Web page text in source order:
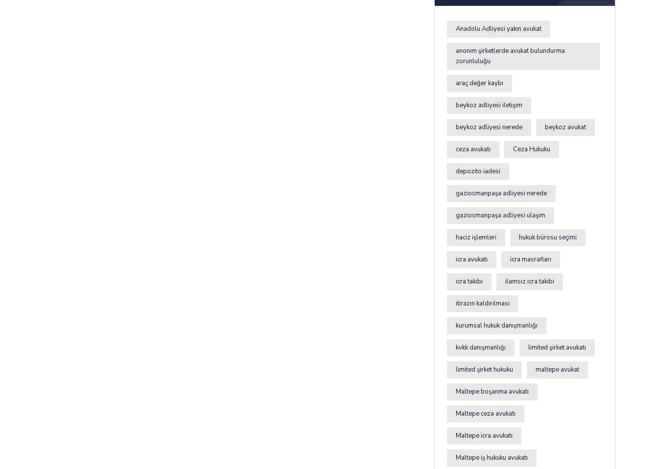
Anadolu Adliyesi yakın avukat
anonim şirketlerde avukat bulundurma
zorunluluğu
araç değer kaybı
beykoz adliyesi iletişim
beykoz adliyesi nerede beykoz avukat
ceza avukatı Ceza Hukuku
depozito iadesi
gaziosmanpaşa adliyesi nerede
gaziosmanpaşa adliyesi ulaşım
haciz işlemleri hukuk bürosu seçimi
icra avukatı icra masrafları
icra takibi ilamsız icra takibi
itirazın kaldırılması
kurumsal hukuk danışmanlığı
kvkk danışmanlığı limited şirket avukatı
limited şirket hukuku maltepe avukat
Maltepe boşanma avukatı
Maltepe ceza avukatı
Maltepe icra avukatı
Maltepe iş hukuku avukatı